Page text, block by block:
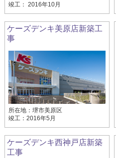
竣工： 2016年10月
ケーズデンキ美原店新築工
事
所在地：堺市美原区
竣工：2016年5月
ケーズデンキ西神戸店新築
工事